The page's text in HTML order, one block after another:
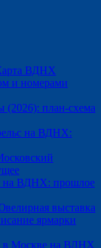
ВДНХ
и номерами
план-схема
на ВДНХ:
на ВДНХ: прошлое
выставка
ярмарки
в Москве на ВДНХ